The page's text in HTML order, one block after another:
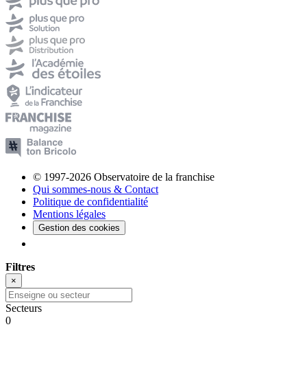
© 1997-2026 Observatoire de la franchise
Qui sommes-nous & Contact
Politique de confidentialité
Mentions légales
Gestion des cookies
Filtres
×
Secteurs
0